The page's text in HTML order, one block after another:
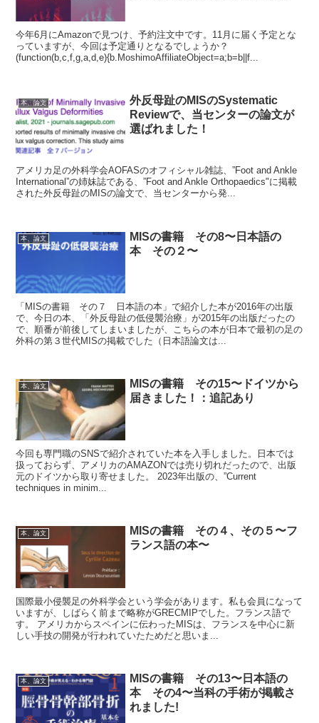
今年6月にAmazonで見つけ、予約注文中です。11月に届く予定とな
っていますが、今回は予定通りとなるでしょうか？
(function(b,c,f,g,a,d,e){b.MoshimoAffiliateObject=a;b=b||f...
本、論文
外反母趾のMISのSystematic
Reviewで、当センターの論文が
選ばれました！
アメリカ足の外科学会AOFASのオフィシャル雑誌、”Foot and Ankle
International”の姉妹誌である、”Foot and Ankle Orthopaedics"に掲載
された外反母趾のMISの論文で、当センターから発...
本、論文
MISの書籍 その8〜日本語の
本 その２〜
「MISの書籍 その７ 日本語の本」で紹介した本が2016年の出版
で、今日の本、「外反母趾の低侵襲治療」が2015年の出版だったの
で、順番が前後してしまいましたが、こちらの本が日本で最初の足の
外科の第３世代MISの掲載でした（日本語論文は...
本、論文
MISの書籍 その15〜ドイツから
届きました！：追記あり
今回も専門職のSNSで紹介されていた本を入手しました。日本では
扱っておらず、アメリカのAMAZONでは売り切れだったので、出版
元のドイツから取り寄せました。 2023年出版の、”Current
techniques in minim...
本、論文
MISの書籍 その４、その５〜フ
ランス語の本〜
国際最小侵襲足の外科学会という学会があります。私も会員になって
いますが、しばらく前まで略称がGRECMIPでした。フランス語で
す。 アメリカからスペインに伝わったMISは、フランスを中心に新
しい手技の開発が行われていたためだと思いま...
本、論文
MISの書籍 その13〜日本語の
本 その4〜当科の手術が掲載さ
れました!